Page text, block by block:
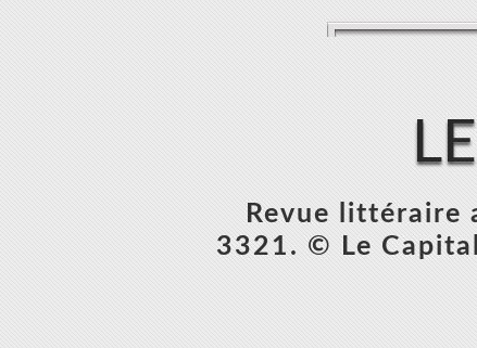
Revue littéraire
3321. © Le